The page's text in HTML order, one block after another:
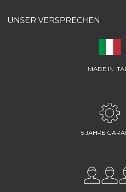
UNSER VERSPRECHEN
MADE IN
5 JAHRE